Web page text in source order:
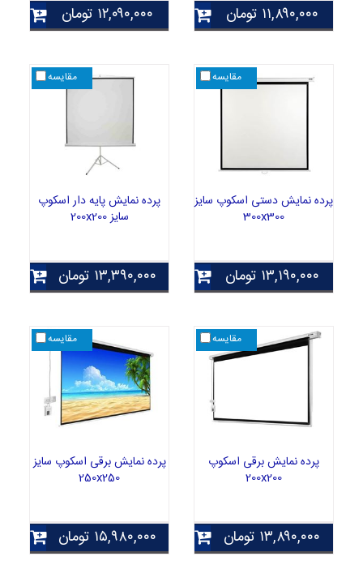
۱۱,۸۹۰,۰۰۰ تومان ۱۲,۰۹۰,۰۰۰ تومان
مقایسه
پرده نمایش دستی اسکوپ سایز
300x300
۱۳,۱۹۰,۰۰۰ تومان
مقایسه
پرده نمایش پایه دار اسکوپ
سایز 200x200
۱۳,۳۹۰,۰۰۰ تومان
مقایسه
پرده نمایش برقی اسکوپ
200x200
۱۳,۸۹۰,۰۰۰ تومان
مقایسه
پرده نمایش برقی اسکوپ سایز
250x250
۱۵,۹۸۰,۰۰۰ تومان